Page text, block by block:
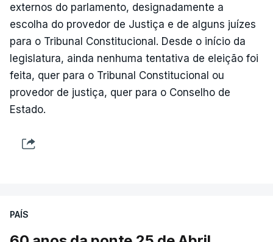
externos do parlamento, designadamente a
escolha do provedor de Justiça e de alguns juízes
para o Tribunal Constitucional. Desde o início da
legislatura, ainda nenhuma tentativa de eleição foi
feita, quer para o Tribunal Constitucional ou
provedor de justiça, quer para o Conselho de
Estado.
PAÍS